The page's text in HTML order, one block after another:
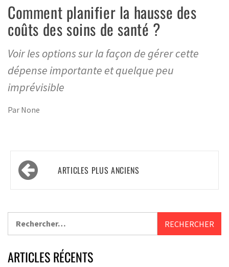
Comment planifier la hausse des
coûts des soins de santé ?
Voir les options sur la façon de gérer cette
dépense importante et quelque peu
imprévisible
Par None
ARTICLES PLUS ANCIENS
ARTICLES RÉCENTS